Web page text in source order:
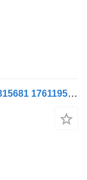
Demi-essieu Scania Série P (01.04-) 1315681 1761195 pour tracteur routier Scania P,G,R,T-series (2004-2017)